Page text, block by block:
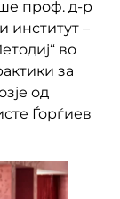
проф. д-р
институт –
во
за
од
Ѓорѓиев